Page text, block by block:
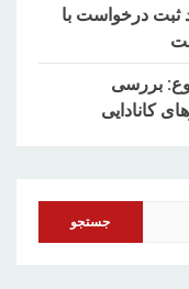
ثبت درخواست با
با موضوع: بررسی